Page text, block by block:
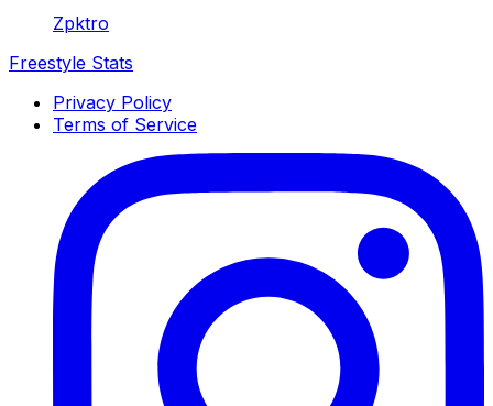
Zpktro
Freestyle Stats
Privacy Policy
Terms of Service